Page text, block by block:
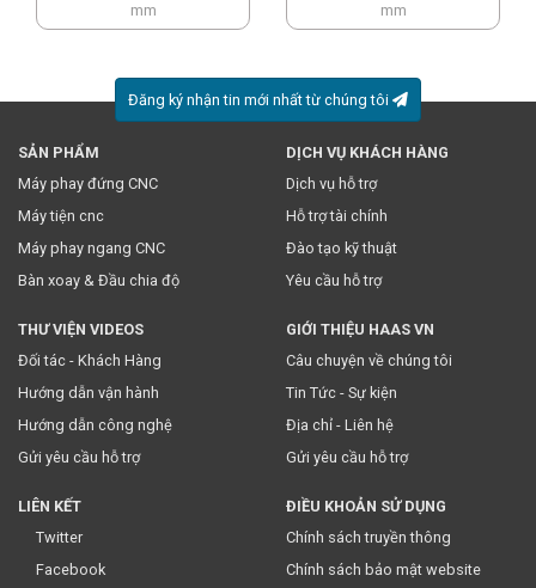
mm
mm
Đăng ký nhận tin mới nhất từ chúng tôi
* Việc này đồng nghĩa với việc bạn chấp nhận
SẢN PHẨM
Máy phay đứng CNC
Máy tiện cnc
Máy phay ngang CNC
Bàn xoay & Đầu chia độ
DỊCH VỤ KHÁCH HÀNG
Dịch vụ hỗ trợ
Hỗ trợ tài chính
Đào tạo kỹ thuật
Yêu cầu hỗ trợ
THƯ VIỆN VIDEOS
Đối tác - Khách Hàng
Hướng dẫn vận hành
Hướng dẫn công nghệ
Gửi yêu cầu hỗ trợ
GIỚI THIỆU HAAS VN
Câu chuyện về chúng tôi
Tin Tức - Sự kiện
Địa chỉ - Liên hệ
Gửi yêu cầu hỗ trợ
LIÊN KẾT
Twitter
Facebook
ĐIỀU KHOẢN SỬ DỤNG
Chính sách truyền thông
Chính sách bảo mật website